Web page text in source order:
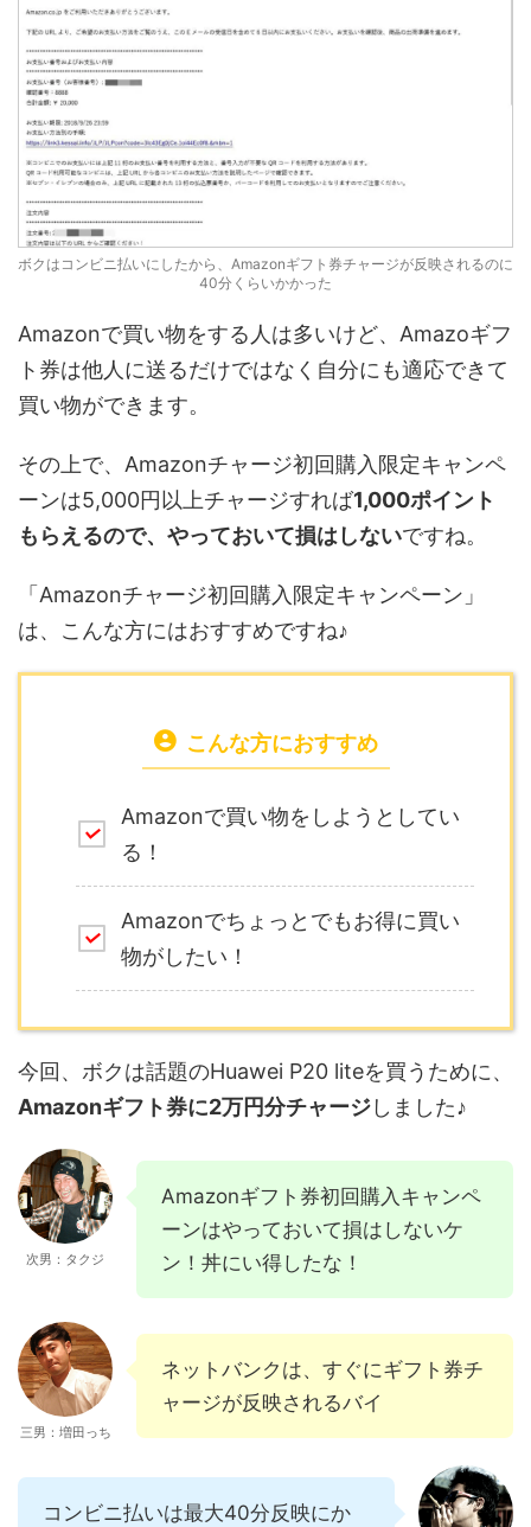
ボクはコンビニ払いにしたから、Amazonギフト券チャージが反映されるのに
40分くらいかかった
Amazonで買い物をする人は多いけど、Amazoギフ
ト券は他人に送るだけではなく自分にも適応できて
買い物ができます。
その上で、Amazonチャージ初回購入限定キャンペ
ーンは5,000円以上チャージすれば1,000ポイント
もらえるので、やっておいて損はしないですね。
「Amazonチャージ初回購入限定キャンペーン」
は、こんな方にはおすすめですね♪
こんな方におすすめ
Amazonで買い物をしようとしてい
る！
Amazonでちょっとでもお得に買い
物がしたい！
今回、ボクは話題のHuawei P20 liteを買うために、
Amazonギフト券に2万円分チャージしました♪
次男：タクジ
Amazonギフト券初回購入キャンペ
ーンはやっておいて損はしないケ
ン！丼にい得したな！
三男：増田っち
ネットバンクは、すぐにギフト券チ
ャージが反映されるバイ
コンビニ払いは最大40分反映にか